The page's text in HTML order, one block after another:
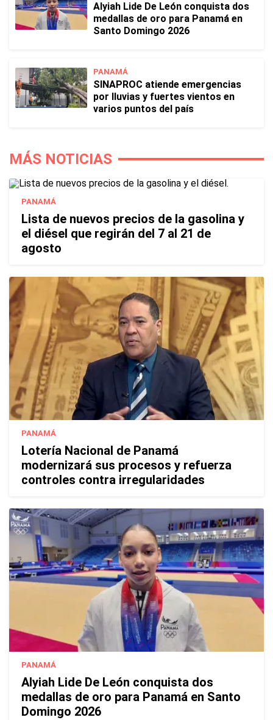
Alyiah Lide De León conquista dos
medallas de oro para Panamá en
Santo Domingo 2026
PANAMÁ
SINAPROC atiende emergencias
por lluvias y fuertes vientos en
varios puntos del país
MÁS NOTICIAS
PANAMÁ
Lista de nuevos precios de la gasolina y
el diésel que regirán del 7 al 21 de
agosto
PANAMÁ
Lotería Nacional de Panamá
modernizará sus procesos y refuerza
controles contra irregularidades
PANAMÁ
Alyiah Lide De León conquista dos
medallas de oro para Panamá en Santo
Domingo 2026